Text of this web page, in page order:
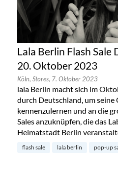
Lala Berlin Flash Sale
20. Oktober 2023
Köln, Stores, 7. Oktober 2023
lala Berlin macht sich im
durch Deutschland, um
kennenzulernen und an die
Sales anzuknüpfen, die das
Heimatstadt Berlin
flash sale lala berlin pop-up